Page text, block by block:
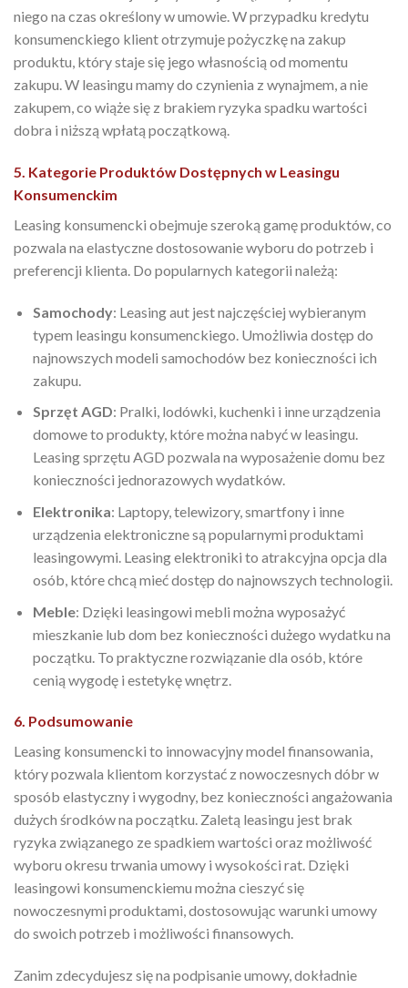
niego na czas określony w umowie. W przypadku kredytu
konsumenckiego klient otrzymuje pożyczkę na zakup
produktu, który staje się jego własnością od momentu
zakupu. W leasingu mamy do czynienia z wynajmem, a nie
zakupem, co wiąże się z brakiem ryzyka spadku wartości
dobra i niższą wpłatą początkową.
5. Kategorie Produktów Dostępnych w Leasingu
Konsumenckim
Leasing konsumencki obejmuje szeroką gamę produktów, co
pozwala na elastyczne dostosowanie wyboru do potrzeb i
preferencji klienta. Do popularnych kategorii należą:
Samochody: Leasing aut jest najczęściej wybieranym
typem leasingu konsumenckiego. Umożliwia dostęp do
najnowszych modeli samochodów bez konieczności ich
zakupu.
Sprzęt AGD: Pralki, lodówki, kuchenki i inne urządzenia
domowe to produkty, które można nabyć w leasingu.
Leasing sprzętu AGD pozwala na wyposażenie domu bez
konieczności jednorazowych wydatków.
Elektronika: Laptopy, telewizory, smartfony i inne
urządzenia elektroniczne są popularnymi produktami
leasingowymi. Leasing elektroniki to atrakcyjna opcja dla
osób, które chcą mieć dostęp do najnowszych technologii.
Meble: Dzięki leasingowi mebli można wyposażyć
mieszkanie lub dom bez konieczności dużego wydatku na
początku. To praktyczne rozwiązanie dla osób, które
cenią wygodę i estetykę wnętrz.
6. Podsumowanie
Leasing konsumencki to innowacyjny model finansowania,
który pozwala klientom korzystać z nowoczesnych dóbr w
sposób elastyczny i wygodny, bez konieczności angażowania
dużych środków na początku. Zaletą leasingu jest brak
ryzyka związanego ze spadkiem wartości oraz możliwość
wyboru okresu trwania umowy i wysokości rat. Dzięki
leasingowi konsumenckiemu można cieszyć się
nowoczesnymi produktami, dostosowując warunki umowy
do swoich potrzeb i możliwości finansowych.
Zanim zdecydujesz się na podpisanie umowy, dokładnie